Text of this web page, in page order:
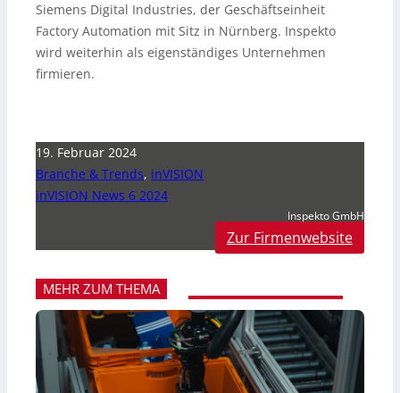
Siemens Digital Industries, der Geschäftseinheit
Factory Automation mit Sitz in Nürnberg. Inspekto
wird weiterhin als eigenständiges Unternehmen
firmieren.
19. Februar 2024
Branche & Trends, inVISION
inVISION News 6 2024
Inspekto GmbH
Zur Firmenwebsite
MEHR ZUM THEMA